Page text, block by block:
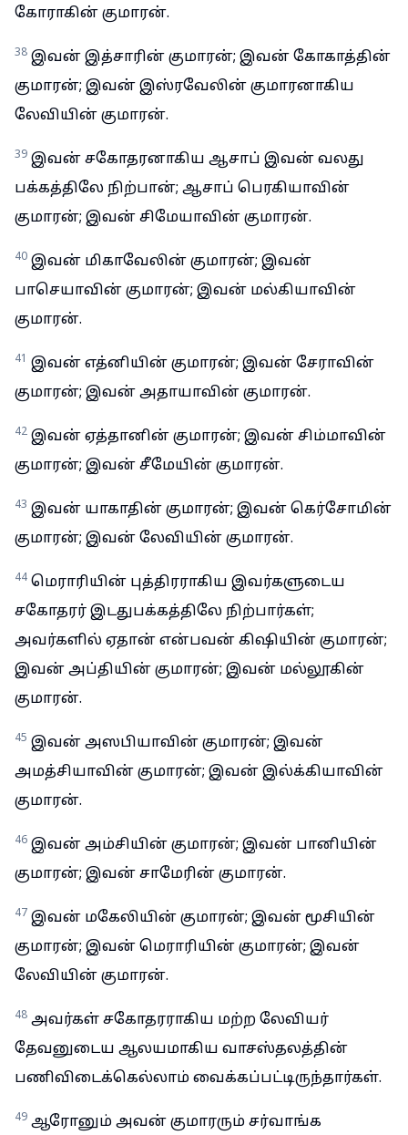
கோராகின் குமாரன்.
38 இவன் இத்சாரின் குமாரன்; இவன் கோகாத்தின்
குமாரன்; இவன் இஸ்ரவேலின் குமாரனாகிய
லேவியின் குமாரன்.
39 இவன் சகோதரனாகிய ஆசாப் இவன் வலது
பக்கத்திலே நிற்பான்; ஆசாப் பெரகியாவின்
குமாரன்; இவன் சிமேயாவின் குமாரன்.
40 இவன் மிகாவேலின் குமாரன்; இவன்
பாசெயாவின் குமாரன்; இவன் மல்கியாவின்
குமாரன்.
41 இவன் எத்னியின் குமாரன்; இவன் சேராவின்
குமாரன்; இவன் அதாயாவின் குமாரன்.
42 இவன் ஏத்தானின் குமாரன்; இவன் சிம்மாவின்
குமாரன்; இவன் சீமேயின் குமாரன்.
43 இவன் யாகாதின் குமாரன்; இவன் கெர்சோமின்
குமாரன்; இவன் லேவியின் குமாரன்.
44 மெராரியின் புத்திரராகிய இவர்களுடைய
சகோதரர் இடதுபக்கத்திலே நிற்பார்கள்;
அவர்களில் ஏதான் என்பவன் கிஷியின் குமாரன்;
இவன் அப்தியின் குமாரன்; இவன் மல்லூகின்
குமாரன்.
45 இவன் அஸபியாவின் குமாரன்; இவன்
அமத்சியாவின் குமாரன்; இவன் இல்க்கியாவின்
குமாரன்.
46 இவன் அம்சியின் குமாரன்; இவன் பானியின்
குமாரன்; இவன் சாமேரின் குமாரன்.
47 இவன் மகேலியின் குமாரன்; இவன் மூசியின்
குமாரன்; இவன் மெராரியின் குமாரன்; இவன்
லேவியின் குமாரன்.
48 அவர்கள் சகோதரராகிய மற்ற லேவியர்
தேவனுடைய ஆலயமாகிய வாசஸ்தலத்தின்
பணிவிடைக்கெல்லாம் வைக்கப்பட்டிருந்தார்கள்.
49 ஆரோனும் அவன் குமாரரும் சர்வாங்க